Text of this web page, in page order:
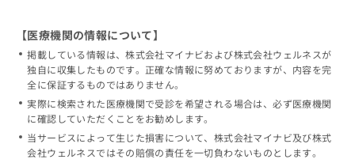
【医療機関の情報について】
掲載している情報は、株式会社マイナビおよび株式会社ウェルネスが
独自に収集したものです。正確な情報に努めておりますが、内容を完
全に保証するものではありません。
実際に検索された医療機関で受診を希望される場合は、必ず医療機関
に確認していただくことをお勧めします。
当サービスによって生じた損害について、株式会社マイナビ及び株式
会社ウェルネスではその賠償の責任を一切負わないものとします。